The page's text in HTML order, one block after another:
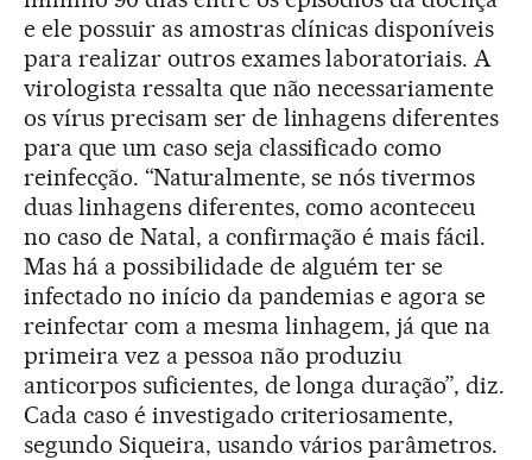
e ele possuir as amostras clínicas disponíveis
para realizar outros exames laboratoriais. A
virologista ressalta que não necessariamente
os vírus precisam ser de linhagens diferentes
para que um caso seja classificado como
reinfecção. “Naturalmente, se nós tivermos
duas linhagens diferentes, como aconteceu
no caso de Natal, a confirmação é mais fácil.
Mas há a possibilidade de alguém ter se
infectado no início da pandemias e agora se
reinfectar com a mesma linhagem, já que na
primeira vez a pessoa não produziu
anticorpos suficientes, de longa duração”, diz.
Cada caso é investigado criteriosamente,
segundo Siqueira, usando vários parâmetros.